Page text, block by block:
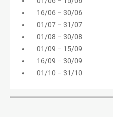
16/06 – 30/06
01/07 – 31/07
01/08 – 30/08
01/09 – 15/09
16/09 – 30/09
01/10 – 31/10